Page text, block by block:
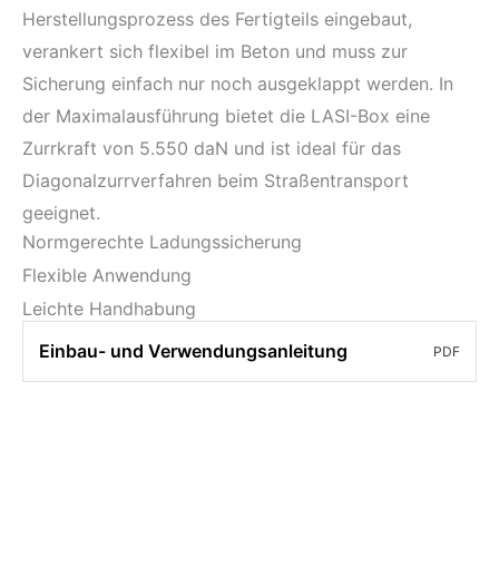
Herstellungsprozess des Fertigteils eingebaut,
verankert sich flexibel im Beton und muss zur
Sicherung einfach nur noch ausgeklappt werden. In
der Maximalausführung bietet die LASI-Box eine
Zurrkraft von 5.550 daN und ist ideal für das
Diagonalzurrverfahren beim Straßentransport
geeignet.
Normgerechte Ladungssicherung
Flexible Anwendung
Leichte Handhabung
Einbau- und Verwendungsanleitung
PDF